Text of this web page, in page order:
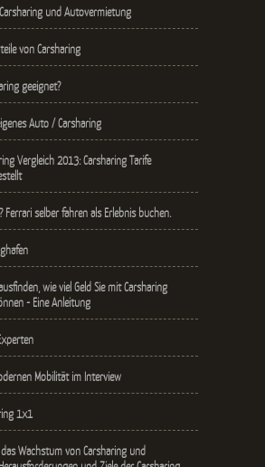
und Autovermietung
von Carsharing
geeignet?
Auto / Carsharing
Vergleich 2013: Carsharing Tarife
Ferrari selber fahren als Erlebnis buchen.
wie viel Geld Sie mit Carsharing
- Eine Anleitung
Mobilität im Interview
1x1
Wachstum von Carsharing und